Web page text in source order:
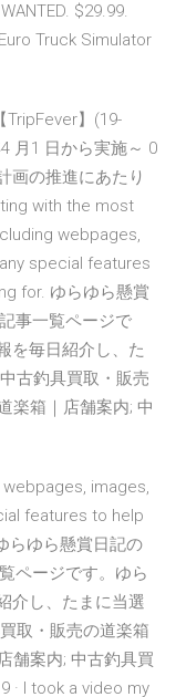
$29.99.
Truck Simulator
】(19-
月1 日から実施～ 0
画の推進にあたり
with the most
webpages,
special features
for. ゆらゆら懸賞
事一覧ページで
を毎日紹介し、た
古釣具買取・販売
楽箱｜店舗案内; 中
images,
features to help
らゆら懸賞日記の
ページです。ゆら
介し、たまに当選
取・販売の道楽箱
舗案内; 中古釣具買
· I took a video my